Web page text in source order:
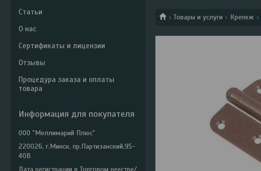
Товары и услуги Крепеж
Статьи
О нас
Сертификаты и лицензии
Отзывы
Процедура заказа и оплаты
товара
Информация для покупателя
ООО "Меллимарий Плюс"
220026, г.Минск, пр.Партизанский,95-
40В
Дата регистрации в Торговом реестре/